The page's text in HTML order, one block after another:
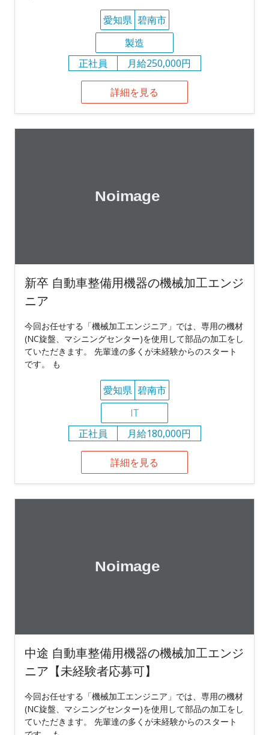
愛知県 碧南市
製造
正社員
月給250,000円
詳細を見る
新卒 自動車整備用機器の機械加工エンジ
ニア
今回お任せする「機械加工エンジニア」では、専用の機材
(NC旋盤、マシニングセンター)を使用して部品の加工をし
ていただきます。 先輩達の多くが未経験からのスタート
です。 も
愛知県 碧南市
IT
正社員
月給180,000円
詳細を見る
中途 自動車整備用機器の機械加工エンジ
ニア【未経験者応募可】
今回お任せする「機械加工エンジニア」では、専用の機材
(NC旋盤、マシニングセンター)を使用して部品の加工をし
ていただきます。 先輩達の多くが未経験からのスタート